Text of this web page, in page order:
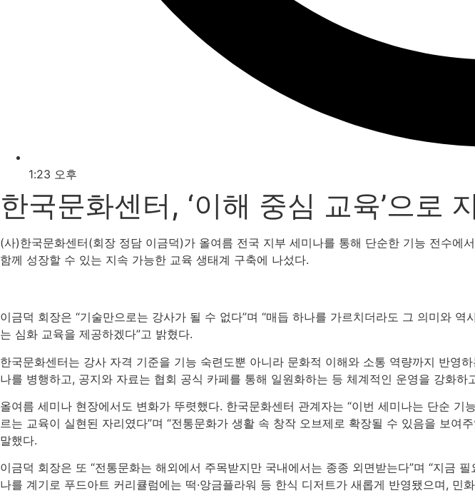
1:23 오후
한국문화센터, ‘이해 중심 교육’으로
(사)한국문화센터(회장 정담 이금덕)가 올여름 전국 지부 세미나를 통해 단순한 기능 전수에
함께 성장할 수 있는 지속 가능한 교육 생태계 구축에 나섰다.
이금덕 회장은 “기술만으로는 강사가 될 수 없다”며 “매듭 하나를 가르치더라도 그 의미와
는 심화 교육을 제공하겠다”고 밝혔다.
한국문화센터는 강사 자격 기준을 기능 숙련도뿐 아니라 문화적 이해와 소통 역량까지 반
나를 병행하고, 공지와 자료는 협회 공식 카페를 통해 일원화하는 등 체계적인 운영을 강화하
올여름 세미나 현장에서도 변화가 뚜렷했다. 한국문화센터 관계자는 “이번 세미나는 단순
르는 교육이 실현된 자리였다”며 “전통문화가 생활 속 창작 오브제로 확장될 수 있음을 보
말했다.
이금덕 회장은 또 “전통문화는 해외에서 주목받지만 국내에서는 종종 외면받는다”며 “지금
나를 계기로 푸드아트 커리큘럼에는 떡·앙금플라워 등 한식 디저트가 새롭게 반영됐으며,